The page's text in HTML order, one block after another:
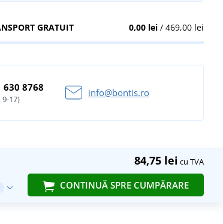
0,00 lei/ 469,00 lei
GRATUIT
630 8768
9-17)
info@bontis.ro
84,75 lei cu TVA
CONTINUĂ SPRE CUMPĂRARE